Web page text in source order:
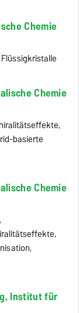
Chemie
Chemie
basierte
Chemie
Institut für